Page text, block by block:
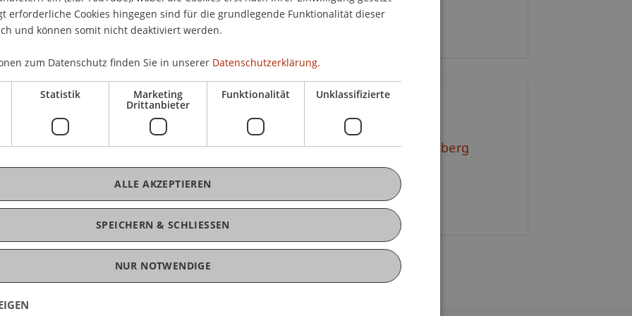
aus!
du alle grundlegenden Informationen
von unseren Student Ambassadors
Studiengangsteams beantworten all deine
Infoabend kompakt von zu Hause aus.
Architektur
| mit Mag. arch. Cornelia
Mittwoch, 29. September 2021
Kontakt
Dipl.-Kult. Simone Brandenberg
E-Mail
ENGLISH
erforderliche Cookies hingegen sind für die grundlegende Funktionalität dieser
und können somit nicht deaktiviert werden.
zum Datenschutz finden Sie in unserer Datenschutzerklärung.
Statistik Marketing
Drittanbieter
Funktionalität Unklassifizierte
SPEICHERN & SCHLIESSEN
ALLE AKZEPTIEREN
NUR NOTWENDIGE